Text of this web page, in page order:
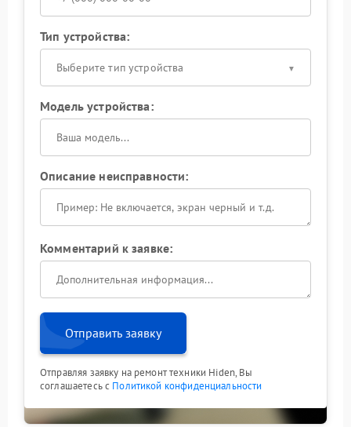
Тип устройства:
Выберите тип устройства
Модель устройства:
Описание неисправности:
Комментарий к заявке:
Отправить заявку
Отправляя заявку на ремонт техники Hiden, Вы
соглашаетесь с Политикой конфиденциальности